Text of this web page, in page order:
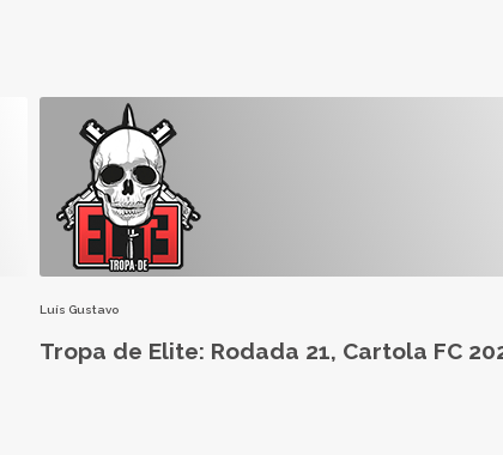
Luís Gustavo
Tropa de Elite: Rodada 21, Cartola FC